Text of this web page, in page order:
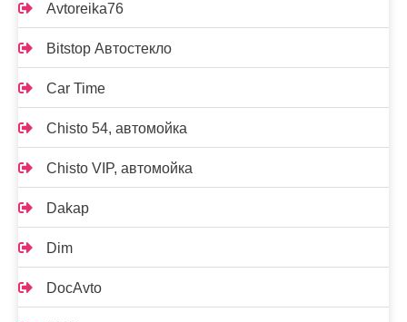
Avtoreika76
Bitstop Автостекло
Car Time
Chisto 54, автомойка
Chisto VIP, автомойка
Dakap
Dim
DocAvto